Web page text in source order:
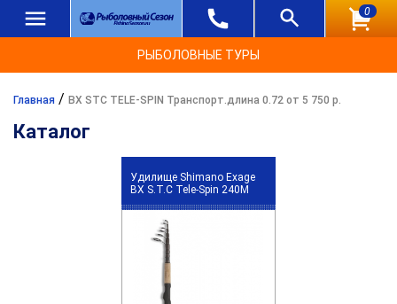
0
РЫБОЛОВНЫЕ ТУРЫ
Главная / BX STC TELE-SPIN Транспорт.длина 0.72 от 5 750 р.
Каталог
Удилище Shimano Exage
BX S.T.C Tele-Spin 240M